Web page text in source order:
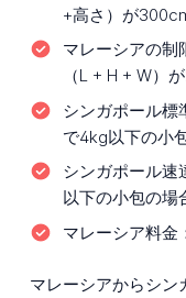
+高さ）が
マレーシアの制
（L + H + W）
シンガポール標
で4kg以下の小
シンガポール速
以下の小包の場
マレーシア料金
マレーシアからシン